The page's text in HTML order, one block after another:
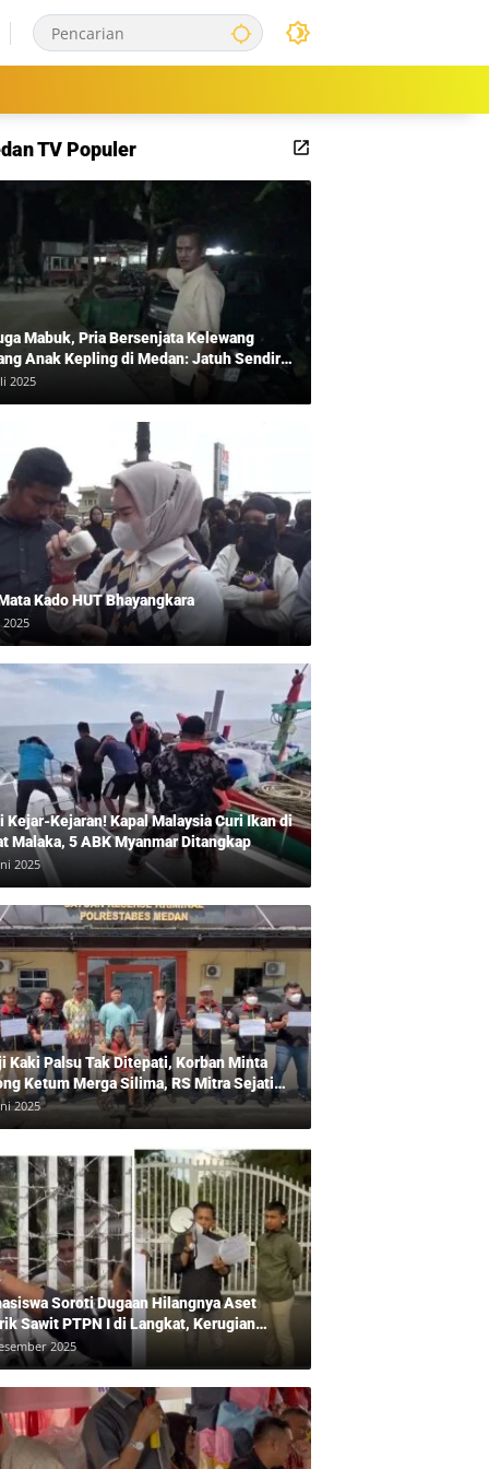
TV Populer
Mabuk, Pria Bersenjata Kelewang
Anak Kepling di Medan: Jatuh Sendiri
Mengamuk
2025
Kado HUT Bhayangkara
2025
Kejar-Kejaran! Kapal Malaysia Curi Ikan di
Malaka, 5 ABK Myanmar Ditangkap
2025
Kaki Palsu Tak Ditepati, Korban Minta
Ketum Merga Silima, RS Mitra Sejati
Kuasa Hukum, Hans Silalahi
Julita Cari Keadilan
2025
Soroti Dugaan Hilangnya Aset
Sawit PTPN I di Langkat, Kerugian
Ditaksir Rp20 Miliar
2025